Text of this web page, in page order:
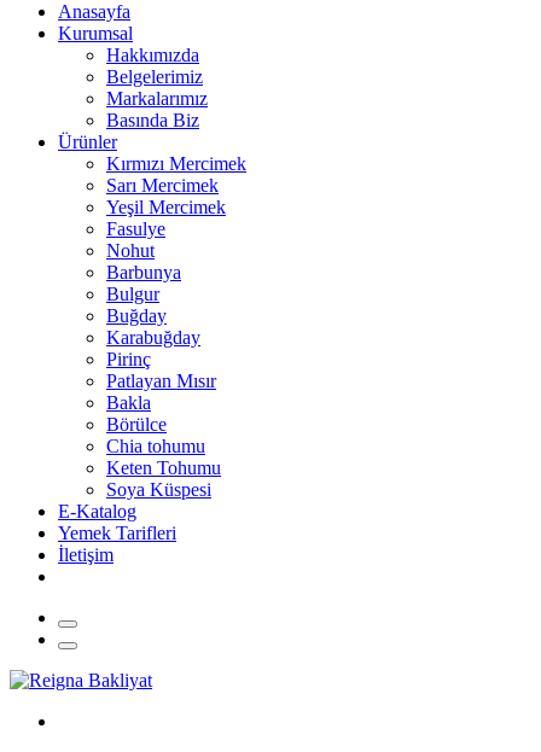
Anasayfa
Kurumsal
Hakkımızda
Belgelerimiz
Markalarımız
Basında Biz
Ürünler
Kırmızı Mercimek
Sarı Mercimek
Yeşil Mercimek
Fasulye
Nohut
Barbunya
Bulgur
Buğday
Karabuğday
Pirinç
Patlayan Mısır
Bakla
Börülce
Chia tohumu
Keten Tohumu
Soya Küspesi
E-Katalog
Yemek Tarifleri
İletişim